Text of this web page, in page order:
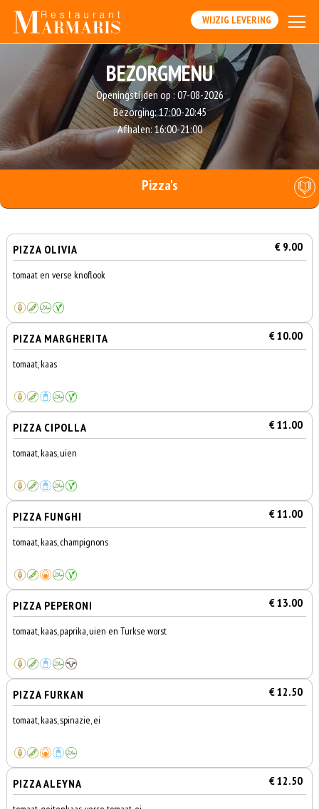
WIJZIG LEVERING
BEZORGMENU
Openingstijden op : 07-08-2026
Bezorging:17:00-20:45
Afhalen:16:00-21:00
Pizza's
PIZZA OLIVIA € 9.00
tomaat en verse knoflook
PIZZA MARGHERITA € 10.00
tomaat, kaas
PIZZA CIPOLLA € 11.00
tomaat, kaas, uien
PIZZA FUNGHI € 11.00
tomaat, kaas, champignons
PIZZA PEPERONI € 13.00
tomaat, kaas, paprika, uien en Turkse worst
PIZZA FURKAN € 12.50
tomaat, kaas, spinazie, ei
PIZZA ALEYNA € 12.50